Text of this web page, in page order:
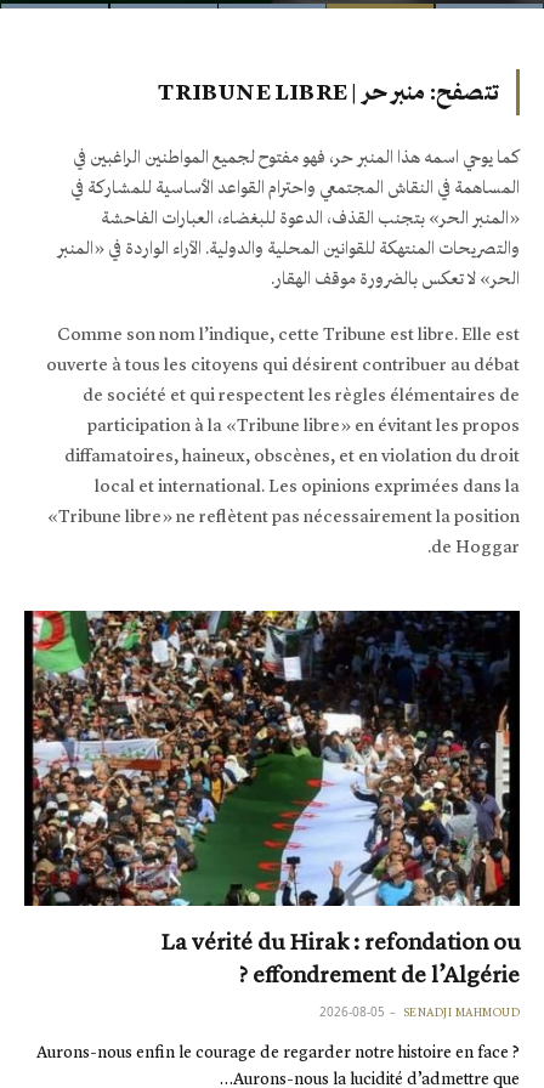
تتصفح: منبر حر | TRIBUNE LIBRE
كما يوحي اسمه هذا المنبر حر، فهو مفتوح لجميع المواطنين الراغبين في
المساهمة في النقاش المجتمعي واحترام القواعد الأساسية للمشاركة في
«المنبر الحر» بتجنب القذف، الدعوة للبغضاء، العبارات الفاحشة
والتصريحات المنتهكة للقوانين المحلية والدولية. الآراء الواردة في «المنبر
الحر» لا تعكس بالضرورة موقف الهقار.
Comme son nom l’indique, cette Tribune est libre. Elle est
ouverte à tous les citoyens qui désirent contribuer au débat
de société et qui respectent les règles élémentaires de
participation à la «Tribune libre» en évitant les propos
diffamatoires, haineux, obscènes, et en violation du droit
local et international. Les opinions exprimées dans la
«Tribune libre» ne reflètent pas nécessairement la position
de Hoggar.
La vérité du Hirak : refondation ou
effondrement de l’Algérie ?
SENADJI MAHMOUD
2026-08-05
Aurons-nous enfin le courage de regarder notre histoire en face ?
Aurons-nous la lucidité d’admettre que…